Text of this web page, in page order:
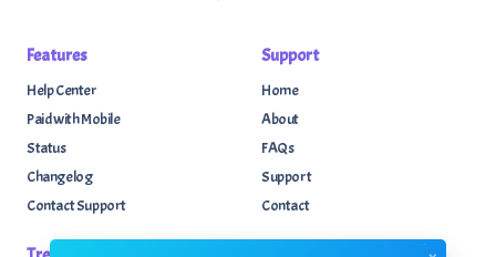
Features
Help Center
Paid with Mobile
Status
Changelog
Contact Support
Support
Home
About
FAQs
Support
Contact